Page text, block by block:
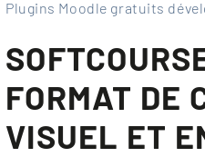
Plugins Moodle gratuits
FORMAT DE
VISUEL ET